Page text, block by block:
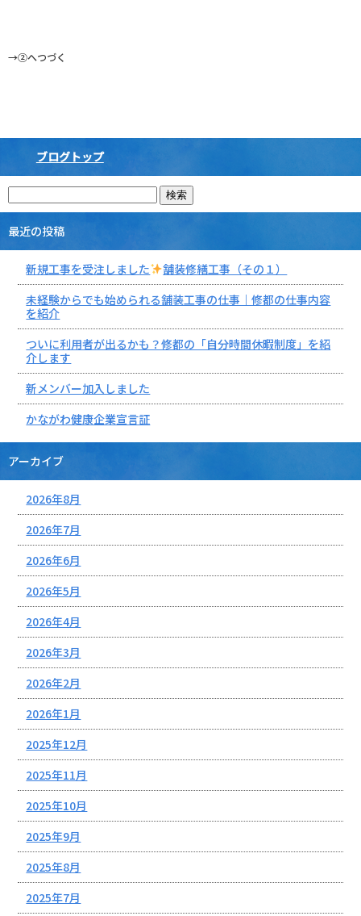
→②へつづく
ブログトップ
最近の投稿
新規工事を受注しました
舗装修繕工事（その１）
未経験からでも始められる舗装工事の仕事｜修都の仕事内容
を紹介
ついに利用者が出るかも？修都の「自分時間休暇制度」を紹
介します
新メンバー加入しました
かながわ健康企業宣言証
アーカイブ
2026年8月
2026年7月
2026年6月
2026年5月
2026年4月
2026年3月
2026年2月
2026年1月
2025年12月
2025年11月
2025年10月
2025年9月
2025年8月
2025年7月